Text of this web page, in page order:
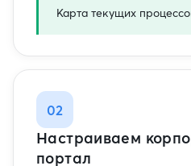
Карта текущих
02
Настраиваем
портал